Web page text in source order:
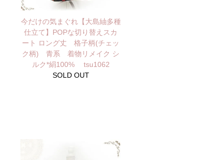
今だけの気まぐれ【大島紬多種
仕立て】POPな切り替えスカ
ート ロング丈 格子柄(チェッ
ク柄) 青系 着物リメイク シ
ルク*絹100% tsu1062
SOLD OUT